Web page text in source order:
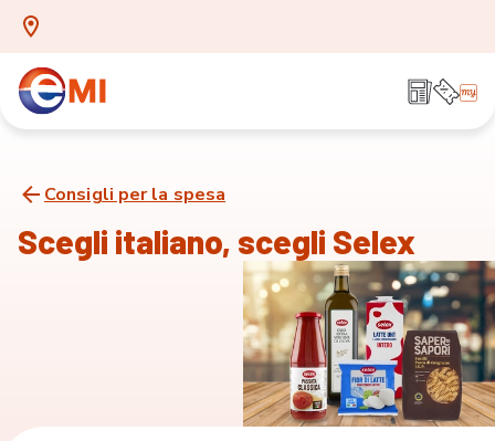
Consigli per la spesa
Scegli italiano, scegli Selex